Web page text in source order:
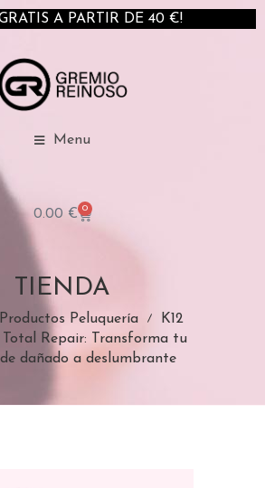
0.00 € 0
Menu
A PARTIR DE 40 €!
TIENDA
Productos Peluquería
K12
Total Repair: Transforma tu
dañado a deslumbrante